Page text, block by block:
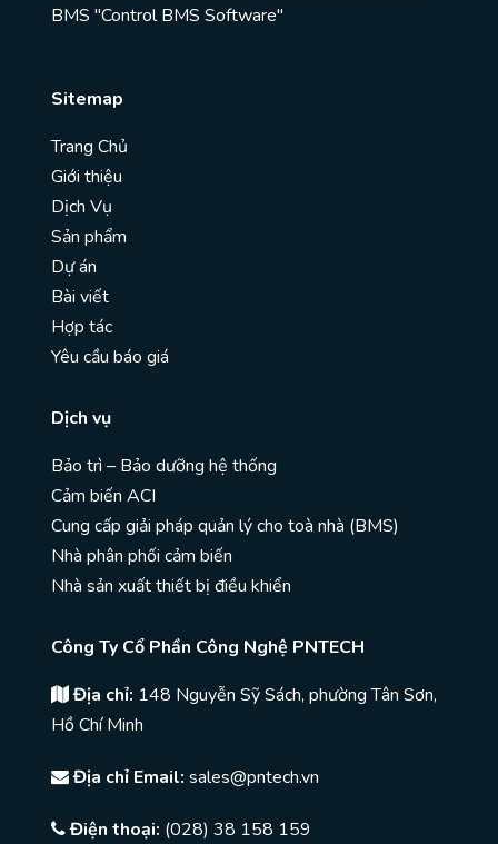
BMS "Control BMS Software"
Sitemap
Trang Chủ
Giới thiệu
Dịch Vụ
Sản phẩm
Dự án
Bài viết
Hợp tác
Yêu cầu báo giá
Dịch vụ
Bảo trì – Bảo dưỡng hệ thống
Cảm biến ACI
Cung cấp giải pháp quản lý cho toà nhà (BMS)
Nhà phân phối cảm biến
Nhà sản xuất thiết bị điều khiển
Công Ty Cổ Phần Công Nghệ PNTECH
Địa chỉ: 148 Nguyễn Sỹ Sách, phường Tân Sơn,
Hồ Chí Minh
Địa chỉ Email: sales@pntech.vn
Điện thoại: (028) 38 158 159